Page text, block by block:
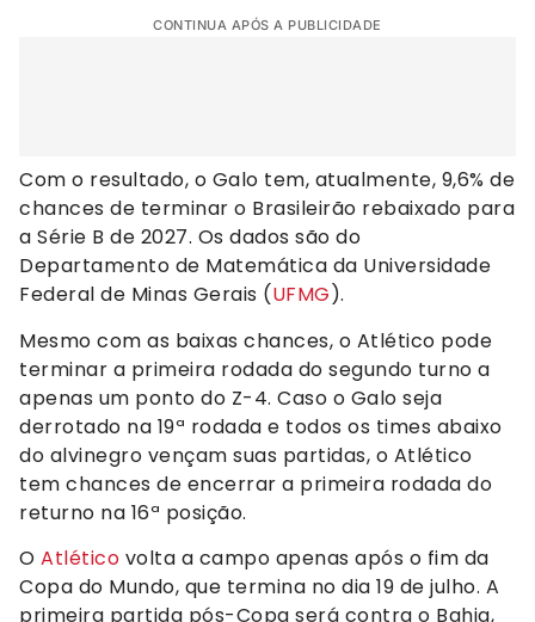
CONTINUA APÓS A PUBLICIDADE
Com o resultado, o Galo tem, atualmente, 9,6% de
chances de terminar o Brasileirão rebaixado para
a Série B de 2027. Os dados são do
Departamento de Matemática da Universidade
Federal de Minas Gerais (UFMG).
Mesmo com as baixas chances, o Atlético pode
terminar a primeira rodada do segundo turno a
apenas um ponto do Z-4. Caso o Galo seja
derrotado na 19ª rodada e todos os times abaixo
do alvinegro vençam suas partidas, o Atlético
tem chances de encerrar a primeira rodada do
returno na 16ª posição.
O Atlético volta a campo apenas após o fim da
Copa do Mundo, que termina no dia 19 de julho. A
primeira partida pós-Copa será contra o Bahia,